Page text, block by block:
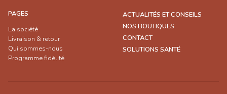
PAGES
La société
Livraison & retour
Qui sommes-nous
Programme fidèlité
ACTUALITÉS ET CONSEILS
NOS BOUTIQUES
CONTACT
SOLUTIONS SANTÉ